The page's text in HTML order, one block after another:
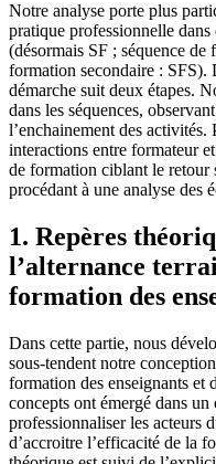
Notre analyse porte plus
pratique professionnelle
(désormais SF ; séquence
formation secondaire : SFS).
démarche suit deux étapes.
dans les séquences,
l’enchainement des
interactions entre formateur
de formation ciblant le retour
procédant à une analyse des
1. Repères
l’alternance
formation des
Dans cette partie, nous
sous-tendent notre
formation des enseignants et
concepts ont émergé dans
professionnaliser les acteurs
d’accroitre l’efficacité de la